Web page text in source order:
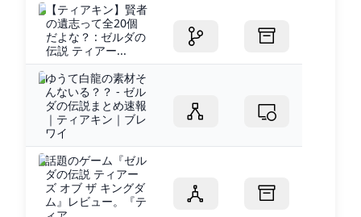
【ティアキン】賢者
の遺志って全20個
だよな？ : ゼルダの
伝説 ティアー...
ゆうて白龍の素材そ
んないる？？ - ゼル
ダの伝説まとめ速報
｜ティアキン｜ブレ
ワイ
話題のゲーム『ゼル
ダの伝説 ティアー
ズ オブ ザ キングダ
ム』レビュー。『テ